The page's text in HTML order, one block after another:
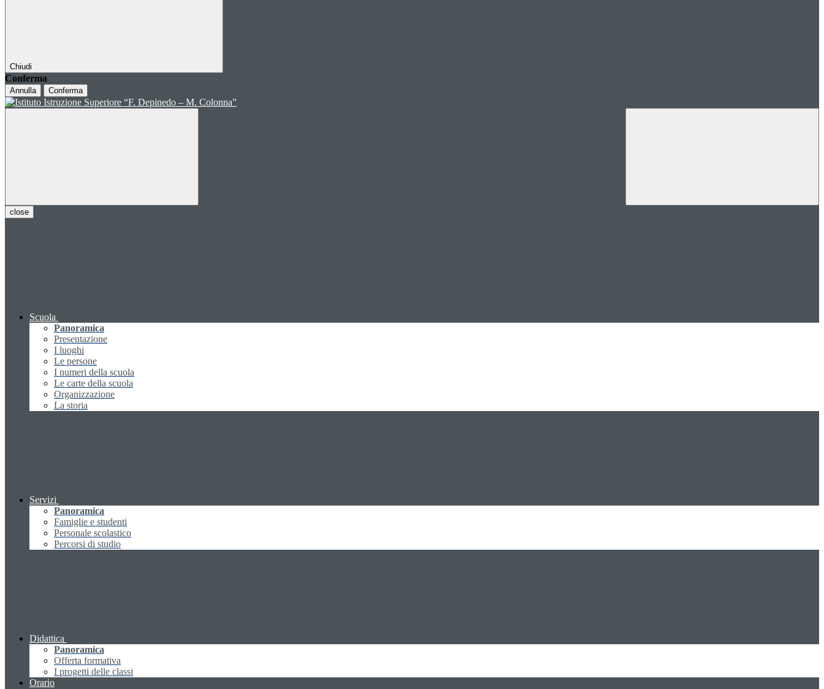
Chiudi
Conferma
Annulla Conferma
close
Scuola
Panoramica
Presentazione
I luoghi
Le persone
I numeri della scuola
Le carte della scuola
Organizzazione
La storia
Servizi
Panoramica
Famiglie e studenti
Personale scolastico
Percorsi di studio
Didattica
Panoramica
Offerta formativa
I progetti delle classi
Orario